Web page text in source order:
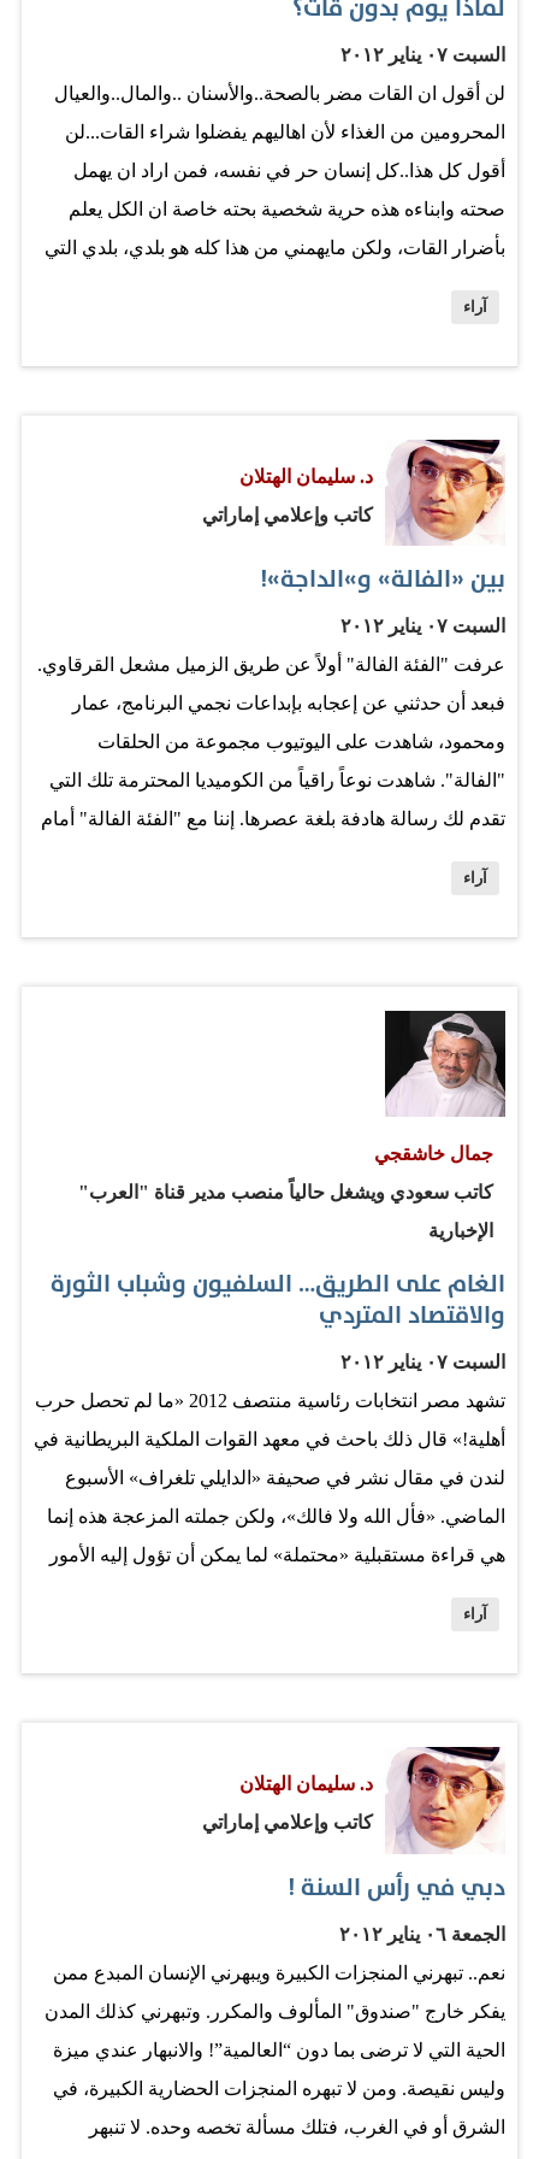
لماذا يوم بدون قات؟
السبت ٠٧ يناير ٢٠١٢
لن أقول ان القات مضر بالصحة..والأسنان ..والمال..والعيال
المحرومين من الغذاء لأن اهاليهم يفضلوا شراء القات...لن
أقول كل هذا..كل إنسان حر في نفسه، فمن اراد ان يهمل
صحته وابناءه هذه حرية شخصية بحته خاصة ان الكل يعلم
بأضرار القات، ولكن مايهمني من هذا كله هو بلدي، بلدي التي
الجواب: من أجل ساعات من التخدير. ما يهمني هو إسم اليمن،
افواههم بالقات، إسم اليمن برز مؤخرا بشكل أجمل مع مجيء
الثورة ولكن القات ظل في افواهنا، لن أقول ان تتركوا القات
لأني أعلم أن هذا شيء من الصعب تحقيقه في أيام او حتى في
ترمز لرغبتنا في التغيير الحقيقي، هذه الحملة ستجعل كل من
هو ليس يمني يعلم…
آراء
د. سليمان الهتلان
كاتب وإعلامي إماراتي
بين «الفالة» و»الداجة»!
السبت ٠٧ يناير ٢٠١٢
عرفت "الفئة الفالة" أولاً عن طريق الزميل مشعل القرقاوي.
فبعد أن حدثني عن إعجابه بإبداعات نجمي البرنامج، عمار
ومحمود، شاهدت على اليوتيوب مجموعة من الحلقات
"الفالة". شاهدت نوعاً راقياً من الكوميديا المحترمة تلك التي
تقدم لك رسالة هادفة بلغة عصرها. إننا مع "الفئة الفالة" أمام
تحفزك على التفكير وأنت محتفظ بابتسامة تلقائية. المثير في
أنفسهم -وخطهم الفني المختلف- من دون حاجة للمؤسسات
الإعلامية التقليدية، تلك التي ما زالت حامية حمى أبطال
التهريج باسم الكوميديا والمسرح. انتهى عصر المسلسلات
بين الفن والتهريج والخالية من أية رسالة. خليجياً، ومنذ "درب
الزلق" قليلاً ما رأيت أعمالاً تحترم العقل وتضفي المرح. حينما
تدرك مؤسساتنا الإعلامية التقليدية أنها مضطرة أن تستقطب
النجوم الجدد، فستعرف أنها أمام جيل جديد ومختلف يؤمن…
آراء
جمال خاشقجي
كاتب سعودي ويشغل حالياً منصب مدير قناة "العرب"
الإخبارية
الغام على الطريق… السلفيون وشباب الثورة
والاقتصاد المتردي
السبت ٠٧ يناير ٢٠١٢
تشهد مصر انتخابات رئاسية منتصف 2012 «ما لم تحصل حرب
أهلية!» قال ذلك باحث في معهد القوات الملكية البريطانية في
لندن في مقال نشر في صحيفة «الدايلي تلغراف» الأسبوع
الماضي. «فأل الله ولا فالك»، ولكن جملته المزعجة هذه إنما
هي قراءة مستقبلية «محتملة» لما يمكن أن تؤول إليه الأمور
أن نقرأ الحدث بتحليل متوافق مع رغباتنا. من الأفضل للمصري
«لأسوأ الاحتمالات» حتى لا ينفجر لغم سياسي في وجهه من
غير أن يكون مستعداً له. الألغام كثيرة في مسيرة «الربيع
العربي» خلال 2012، ليس في مصر بل في كل دول «الربيع»،
العربي» كله. للديموقراطية هناك خريطة طريق-وهذا جيد-
وضعت بالتراضي بين المجلس العسكري «الحاكم» والقوى
السياسية الرئيسة، حدد فيها مواعيد الانتخابات البرلمانية
والرئاسية، وحتى…
آراء
د. سليمان الهتلان
كاتب وإعلامي إماراتي
دبي في رأس السنة !
الجمعة ٠٦ يناير ٢٠١٢
نعم.. تبهرني المنجزات الكبيرة ويبهرني الإنسان المبدع ممن
يفكر خارج "صندوق" المألوف والمكرر. وتبهرني كذلك المدن
الحية التي لا ترضى بما دون “العالمية”! والانبهار عندي ميزة
وليس نقيصة. ومن لا تبهره المنجزات الحضارية الكبيرة، في
الشرق أو في الغرب، فتلك مسألة تخصه وحده. لا تنبهر